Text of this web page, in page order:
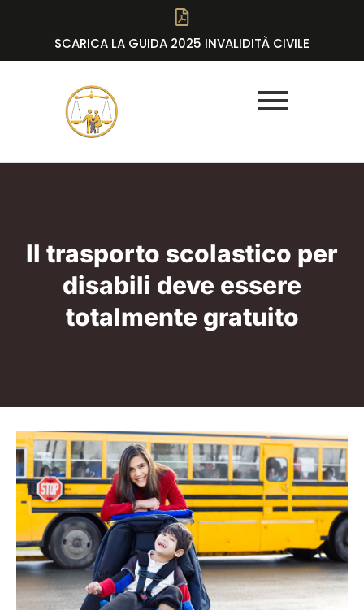
SCARICA LA GUIDA 2025 INVALIDITÀ CIVILE
Il trasporto scolastico per
disabili deve essere
totalmente gratuito